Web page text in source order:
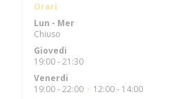
Orari
Lun - Mer
Chiuso
Giovedi
19:00 - 21:30
Venerdi
19:00 - 22:00 • 12:00 - 14:00